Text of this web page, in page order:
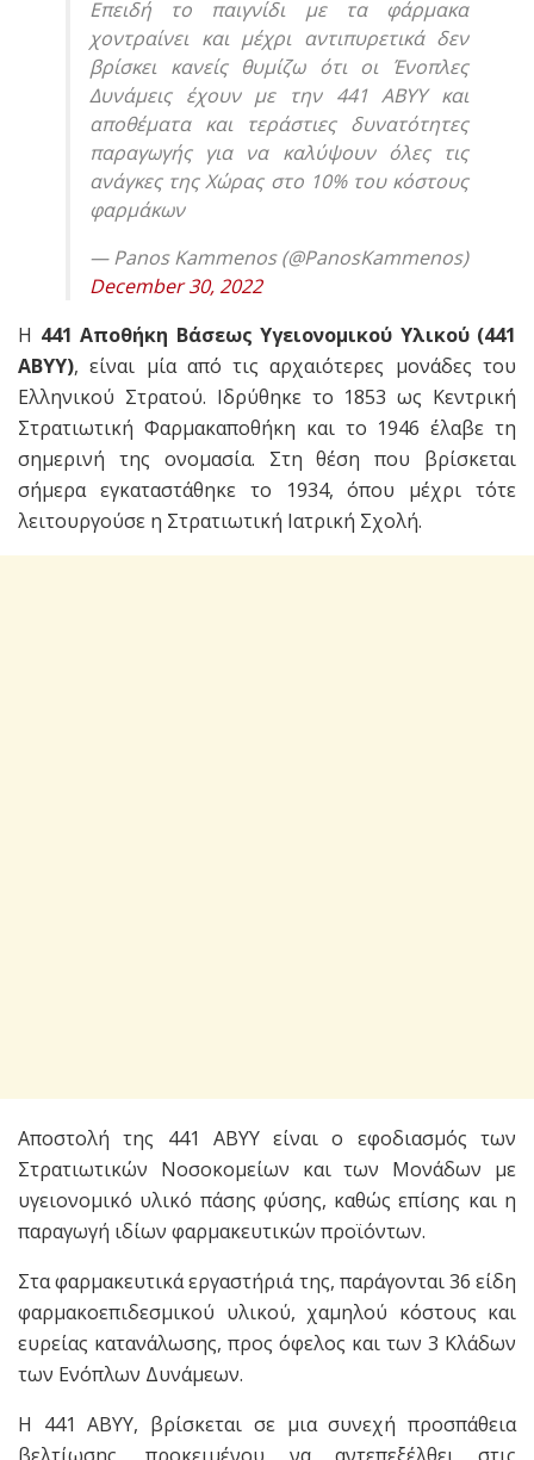
Επειδή το παιγνίδι με τα φάρμακα
χοντραίνει και μέχρι αντιπυρετικά δεν
βρίσκει κανείς θυμίζω ότι οι Ένοπλες
Δυνάμεις έχουν με την 441 ΑΒΥΥ και
αποθέματα και τεράστιες δυνατότητες
παραγωγής για να καλύψουν όλες τις
ανάγκες της Χώρας στο 10% του κόστους
φαρμάκων
— Panos Kammenos (@PanosKammenos)
December 30, 2022
H 441 Αποθήκη Βάσεως Υγειονομικού Υλικού (441
ABYY), είναι μία από τις αρχαιότερες μονάδες του
Ελληνικού Στρατού. Ιδρύθηκε το 1853 ως Κεντρική
Στρατιωτική Φαρμακαποθήκη και το 1946 έλαβε τη
σημερινή της ονομασία. Στη θέση που βρίσκεται
σήμερα εγκαταστάθηκε το 1934, όπου μέχρι τότε
λειτουργούσε η Στρατιωτική Ιατρική Σχολή.
Αποστολή της 441 ABYY είναι ο εφοδιασμός των
Στρατιωτικών Νοσοκομείων και των Μονάδων με
υγειονομικό υλικό πάσης φύσης, καθώς επίσης και η
παραγωγή ιδίων φαρμακευτικών προϊόντων.
Στα φαρμακευτικά εργαστήριά της, παράγονται 36 είδη
φαρμακοεπιδεσμικού υλικού, χαμηλού κόστους και
ευρείας κατανάλωσης, προς όφελος και των 3 Κλάδων
των Ενόπλων Δυνάμεων.
Η 441 ΑΒΥΥ, βρίσκεται σε μια συνεχή προσπάθεια